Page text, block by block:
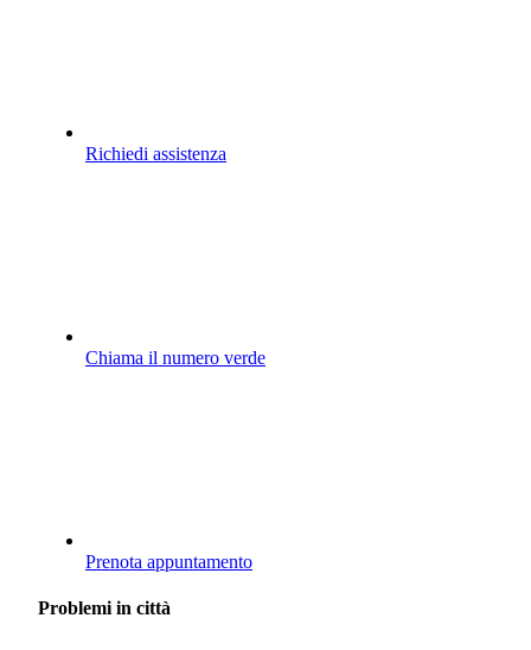
Richiedi assistenza
Chiama il numero verde
Prenota appuntamento
Problemi in città